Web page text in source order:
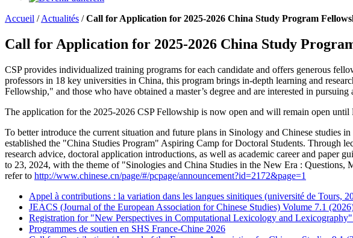
Accueil /Actualités /Call for Application for 2025-2026 China Study Program
Call for Application for 2025-2026 China Study
CSP provides individualized training programs for each candidate and offers generous
professors in 18 key universities in China, this program brings in-depth learning and
Fellowship," and those who have obtained a master’s degree and are interested in
The application for the 2025-2026 CSP Fellowship is now open and will remain open
To better introduce the current situation and future plans in Sinology and Chinese studies
established the "China Studies Program" Aspiring Camp for Doctoral Students. Through
research advice, doctoral application introductions, as well as academic career and paper
to 23, 2024, with the theme of "Sinologies and China Studies in the New Era : Questions,
refer to http://www.chinese.cn/page/#/pcpage/announcement?id=2172&page=1
Appel à contributions : la variation dans les langues sinitiques (université de Tours,
JEACS (Journal of the European Association for Chinese Studies) Volume 7.1
Registration for "New Perspectives in Computational Lexicology and
Programmes de soutien en SHS France-Chine 2026